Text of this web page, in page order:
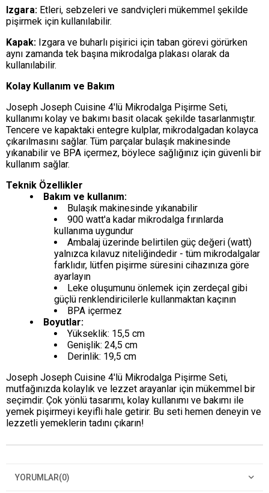
Izgara: Etleri, sebzeleri ve sandviçleri mükemmel şekilde
pişirmek için kullanılabilir.
Kapak: Izgara ve buharlı pişirici için taban görevi görürken
aynı zamanda tek başına mikrodalga plakası olarak da
kullanılabilir.
Kolay Kullanım ve Bakım
Joseph Joseph Cuisine 4'lü Mikrodalga Pişirme Seti,
kullanımı kolay ve bakımı basit olacak şekilde tasarlanmıştır.
Tencere ve kapaktaki entegre kulplar, mikrodalgadan kolayca
çıkarılmasını sağlar. Tüm parçalar bulaşık makinesinde
yıkanabilir ve BPA içermez, böylece sağlığınız için güvenli bir
kullanım sağlar.
Teknik Özellikler
Bakım ve kullanım:
Bulaşık makinesinde yıkanabilir
900 watt'a kadar mikrodalga fırınlarda
kullanıma uygundur
Ambalaj üzerinde belirtilen güç değeri (watt)
yalnızca kılavuz niteliğindedir - tüm mikrodalgalar
farklıdır, lütfen pişirme süresini cihazınıza göre
ayarlayın
Leke oluşumunu önlemek için zerdeçal gibi
güçlü renklendiricilerle kullanmaktan kaçının
BPA içermez
Boyutlar:
Yükseklik: 15,5 cm
Genişlik: 24,5 cm
Derinlik: 19,5 cm
Joseph Joseph Cuisine 4'lü Mikrodalga Pişirme Seti,
mutfağınızda kolaylık ve lezzet arayanlar için mükemmel bir
seçimdir. Çok yönlü tasarımı, kolay kullanımı ve bakımı ile
yemek pişirmeyi keyifli hale getirir. Bu seti hemen deneyin ve
lezzetli yemeklerin tadını çıkarın!
YORUMLAR(0)